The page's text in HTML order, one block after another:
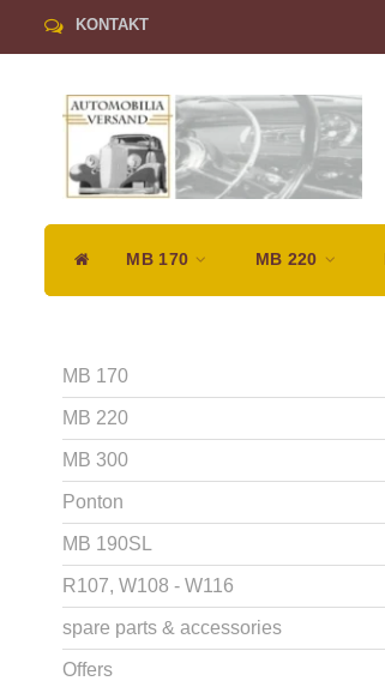
KONTAKT
MB 170 MB 220
MB 170
MB 220
MB 300
Ponton
MB 190SL
R107, W108 - W116
spare parts & accessories
Offers